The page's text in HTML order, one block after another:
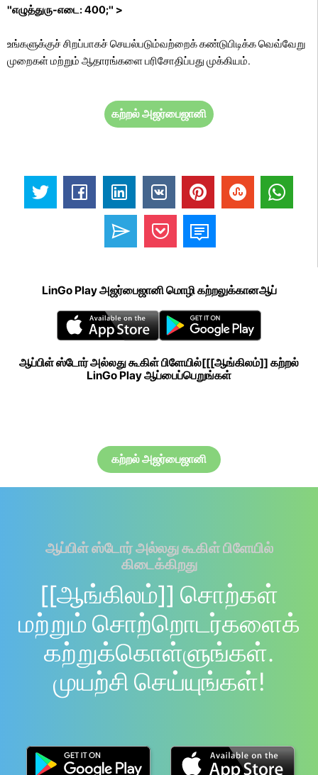
"எழுத்துரு-எடை: 400;" >
உங்களுக்குச் சிறப்பாகச் செயல்படும்வற்றைக் கண்டுபிடிக்க வெவ்வேறு
முறைகள் மற்றும் ஆதாரங்களை பரிசோதிப்பது முக்கியம்.
கற்றல் அஜர்பைஜானி
LinGo Play அஜர்பைஜானி மொழி கற்றலுக்கானஆப்
ஆப்பிள் ஸ்டோர் அல்லது கூகிள் பிளேயில்[[[ஆங்கிலம்]] கற்றல்
LinGo Play ஆப்பைப்பெறுங்கள்
கற்றல் அஜர்பைஜானி
ஆப்பிள் ஸ்டோர் அல்லது கூகிள் பிளேயில்
கிடைக்கிறது
[[ஆங்கிலம்]] சொற்கள்
மற்றும் சொற்றொடர்களைக்
கற்றுக்கொள்ளுங்கள்.
முயற்சி செய்யுங்கள்!